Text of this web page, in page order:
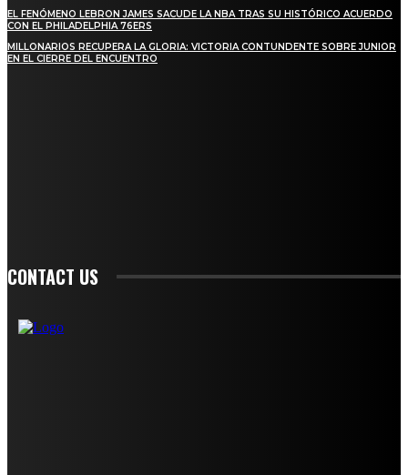
EL FENÓMENO LEBRON JAMES SACUDE LA NBA TRAS SU HISTÓRICO ACUERDO
CON EL PHILADELPHIA 76ERS
MILLONARIOS RECUPERA LA GLORIA: VICTORIA CONTUNDENTE SOBRE JUNIOR
EN EL CIERRE DEL ENCUENTRO
CONTACT US